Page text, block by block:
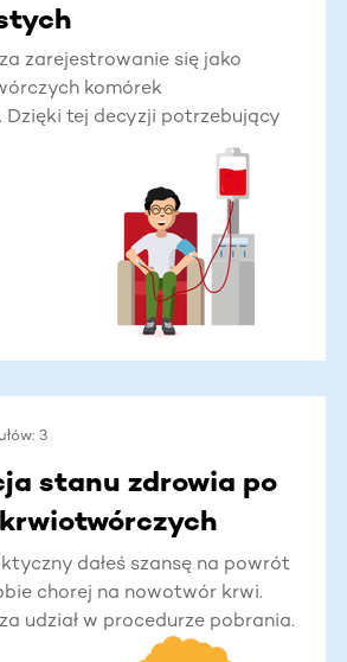
zarejestrowanie się jako
komórek
Dzięki tej decyzji potrzebujący
szpiku Pacjent otrzyma od
3
stanu zdrowia po
lub
dałeś szansę na powrót
chorej na nowotwór krwi.
udział w procedurze pobrania.
jeśli pozostaniesz z nami w